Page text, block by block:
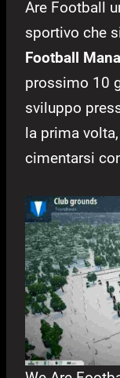
Are Football
sportivo che
Football
prossimo 10
sviluppo
la prima
cimentarsi